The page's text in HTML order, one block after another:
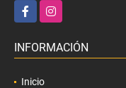
FacebookInstagram
INFORMACIÓN
Inicio